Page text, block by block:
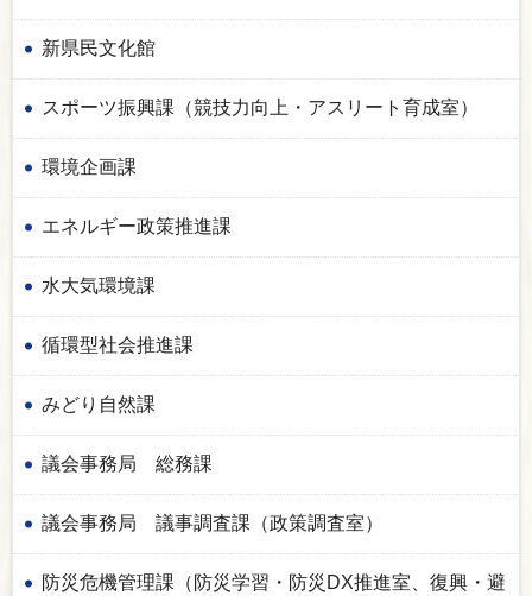
新県民文化館
スポーツ振興課（競技力向上・アスリート育成室）
環境企画課
エネルギー政策推進課
水大気環境課
循環型社会推進課
みどり自然課
議会事務局 総務課
議会事務局 議事調査課（政策調査室）
防災危機管理課（防災学習・防災DX推進室、復興・避